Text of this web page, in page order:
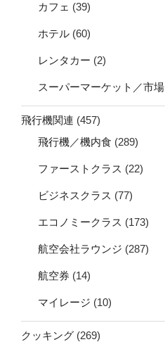
カフェ (39)
ホテル (60)
レンタカー (2)
スーパーマーケット／市場
飛行機関連 (457)
飛行機／機内食 (289)
ファーストクラス (22)
ビジネスクラス (77)
エコノミークラス (173)
航空会社ラウンジ (287)
航空券 (14)
マイレージ (10)
クッキング (269)